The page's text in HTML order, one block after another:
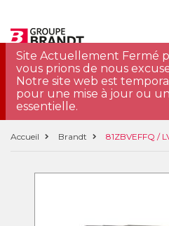
Site Actuellement Fermé
vous prions de nous
Notre site web est
pour une mise à jour ou
essentielle.
Accueil Brandt 81ZBVEFFQ /